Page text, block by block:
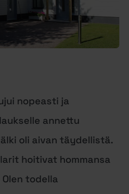
nopeasti ja
annettu
oli aivan täydellistä.
hoitivat hommansa
todella